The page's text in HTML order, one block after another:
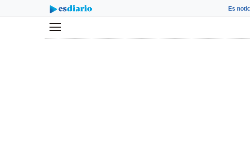
Es
Menú